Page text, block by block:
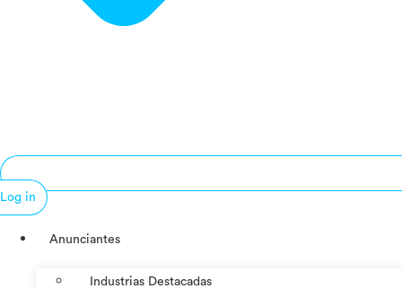
Log in
Anunciantes
Industrias Destacadas